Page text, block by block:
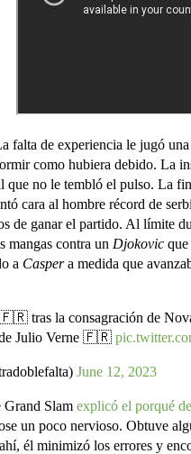
falta de experiencia le jugó
como hubiera debido. La
que no le tembló el pulso. La
cara al hombre récord de
de ganar el partido. Al límite
mangas contra un Djokovicque
a Caspera medida que
tras la consagración de
de Julio Verne 🇫🇷
June 12, 2023
Grand Slam explicó el porqué
un poco nervioso. Obtuve
él minimizó los errores y